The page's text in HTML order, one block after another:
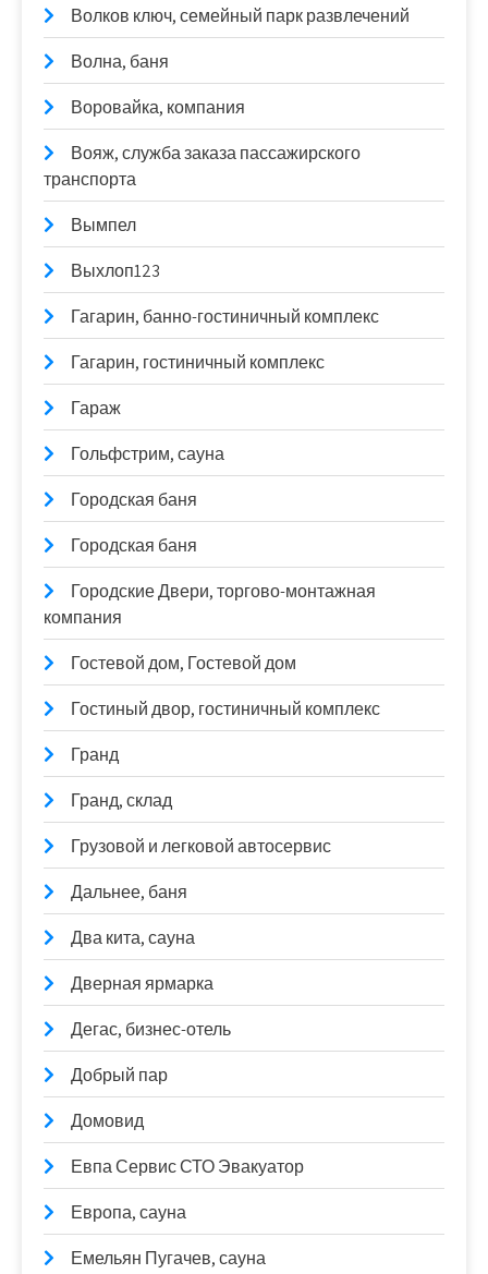
Волков ключ, семейный парк развлечений
Волна, баня
Воровайка, компания
Вояж, служба заказа пассажирского
транспорта
Вымпел
Выхлоп123
Гагарин, банно-гостиничный комплекс
Гагарин, гостиничный комплекс
Гараж
Гольфстрим, сауна
Городская баня
Городская баня
Городские Двери, торгово-монтажная
компания
Гостевой дом, Гостевой дом
Гостиный двор, гостиничный комплекс
Гранд
Гранд, склад
Грузовой и легковой автосервис
Дальнее, баня
Два кита, сауна
Дверная ярмарка
Дегас, бизнес-отель
Добрый пар
Домовид
Евпа Сервис СТО Эвакуатор
Европа, сауна
Емельян Пугачев, сауна